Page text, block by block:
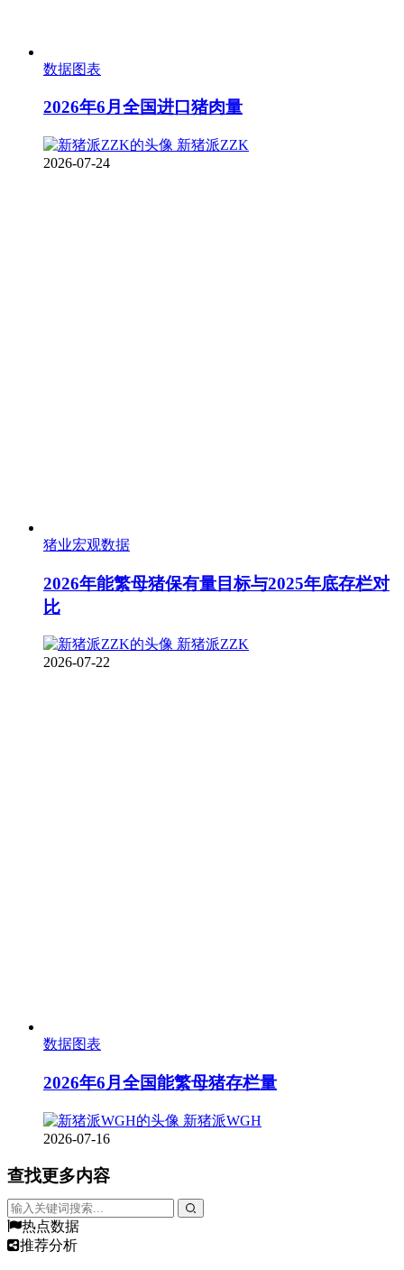
数据图表
2026年6月全国进口猪肉量
新猪派ZZK
2026-07-24
猪业宏观数据
2026年能繁母猪保有量目标与2025年底存栏对
比
新猪派ZZK
2026-07-22
数据图表
2026年6月全国能繁母猪存栏量
新猪派WGH
2026-07-16
查找更多内容
热点数据
推荐分析